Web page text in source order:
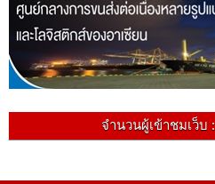
จำนวนผู้เข้าชมเว็บ :